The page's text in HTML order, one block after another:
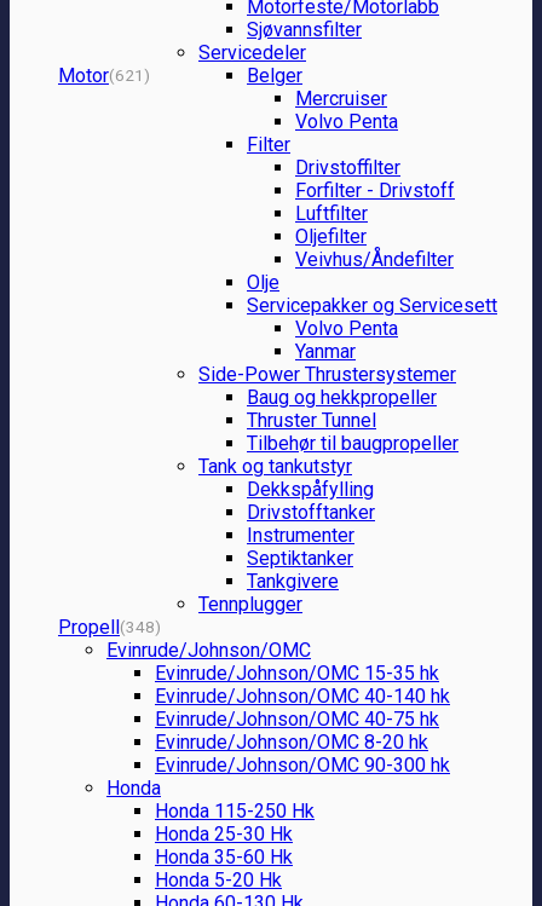
Motor(621)
Motorfeste/Motorlabb
Sjøvannsfilter
Servicedeler
Belger
Mercruiser
Volvo Penta
Filter
Drivstoffilter
Forfilter - Drivstoff
Luftfilter
Oljefilter
Veivhus/Åndefilter
Olje
Servicepakker og Servicesett
Volvo Penta
Yanmar
Side-Power Thrustersystemer
Baug og hekkpropeller
Thruster Tunnel
Tilbehør til baugpropeller
Tank og tankutstyr
Dekkspåfylling
Drivstofftanker
Instrumenter
Septiktanker
Tankgivere
Tennplugger
Propell(348)
Evinrude/Johnson/OMC
Evinrude/Johnson/OMC 15-35 hk
Evinrude/Johnson/OMC 40-140 hk
Evinrude/Johnson/OMC 40-75 hk
Evinrude/Johnson/OMC 8-20 hk
Evinrude/Johnson/OMC 90-300 hk
Honda
Honda 115-250 Hk
Honda 25-30 Hk
Honda 35-60 Hk
Honda 5-20 Hk